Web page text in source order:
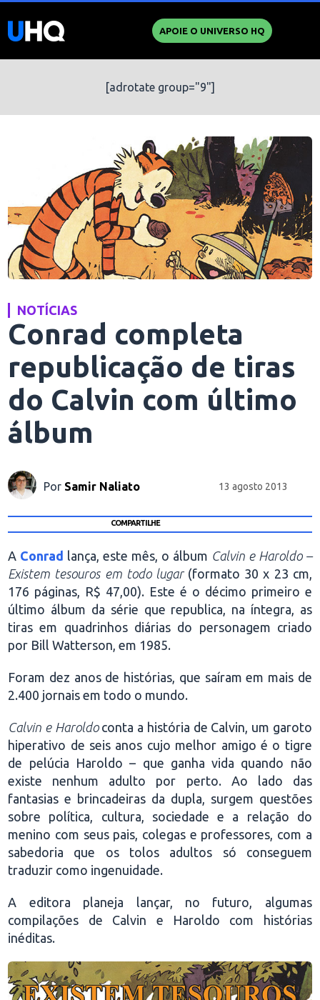
APOIE O UNIVERSO HQ
[adrotate group="9"]
NOTÍCIAS
Conrad completa
republicação de tiras
do Calvin com último
álbum
Por Samir Naliato 13 agosto 2013
COMPARTILHE
A Conrad lança, este mês, o álbum Calvin e Haroldo –
Existem tesouros em todo lugar(formato 30 x 23 cm,
176 páginas, R$ 47,00). Este é o décimo primeiro e
último álbum da série que republica, na íntegra, as
tiras em quadrinhos diárias do personagem criado
por Bill Watterson, em 1985.
Foram dez anos de histórias, que saíram em mais de
2.400 jornais em todo o mundo.
Calvin e Haroldoconta a história de Calvin, um garoto
hiperativo de seis anos cujo melhor amigo é o tigre
de pelúcia Haroldo – que ganha vida quando não
existe nenhum adulto por perto. Ao lado das
fantasias e brincadeiras da dupla, surgem questões
sobre política, cultura, sociedade e a relação do
menino com seus pais, colegas e professores, com a
sabedoria que os tolos adultos só conseguem
traduzir como ingenuidade.
A editora planeja lançar, no futuro, algumas
compilações de Calvin e Haroldo com histórias
inéditas.